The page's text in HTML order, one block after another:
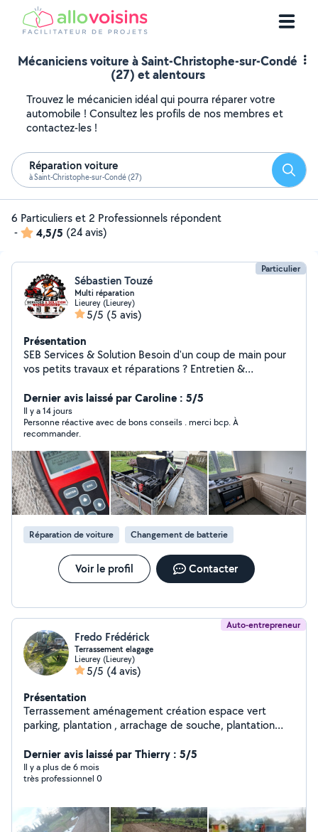
Mécaniciens voiture à Saint-Christophe-sur-Condé
(27) et alentours
Trouvez le mécanicien idéal qui pourra réparer votre
automobile ! Consultez les profils de nos membres et
contactez-les !
Réparation voiture
à Saint-Christophe-sur-Condé (27)
6 Particuliers et 2 Professionnels répondent
-
4,5/5 (24 avis)
Particulier
Sébastien Touzé
Multi réparation
Lieurey (Lieurey)
5/5 (5 avis)
Présentation
SEB Services & Solution Besoin d'un coup de main pour
vos petits travaux et réparations ? Entretien &
extérieur Montage de meubles Petit entretien
électroménager Petites réparations diverses
Intervention rapide Travail soigné Service de proximité
Dernier avis laissé par Caroline : 5/5
Il y a 14 jours
Personne réactive avec de bons conseils . merci bcp. À
recommander.
Réparation de voiture Changement de batterie
Voir le profil Contacter
Auto-entrepreneur
Fredo Frédérick
Terrassement elagage
Lieurey (Lieurey)
5/5 (4 avis)
Présentation
Terrassement aménagement création espace vert
parking, plantation , arrachage de souche, plantation
diagnostic Peugeot, Citroën montage pneus
Enlèvement épave, ferraille en tout genre Rachat
voiture roulante pour destruction a votre disposition
Dernier avis laissé par Thierry : 5/5
Il y a plus de 6 mois
très professionnel 0